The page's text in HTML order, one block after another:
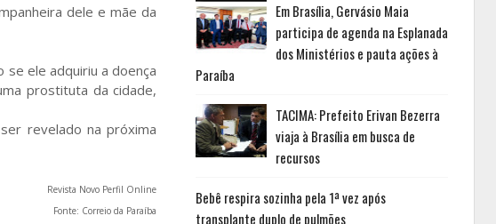
dele e mãe da
ele adquiriu a doença
prostituta da cidade,
revelado na próxima
Revista Novo Perfil Online
Fonte: Correio da Paraíba
Em Brasília, Gervásio Maia
participa de agenda na Esplanada
dos Ministérios e pauta ações à
Paraíba
TACIMA: Prefeito Erivan Bezerra
viaja à Brasília em busca de
recursos
Bebê respira sozinha pela 1ª vez após
transplante duplo de pulmões